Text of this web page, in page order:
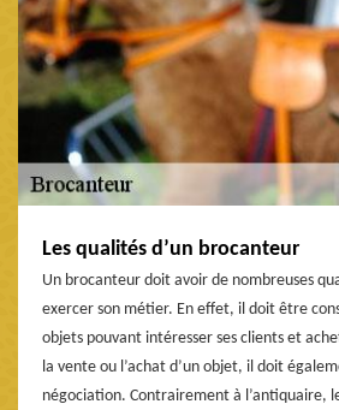
Les qualités d’un brocanteur
Un brocanteur doit avoir de nombreuses
exercer son métier. En effet, il doit être
objets pouvant intéresser ses clients et
la vente ou l’achat d’un objet, il doit
négociation. Contrairement à l’antiquaire,